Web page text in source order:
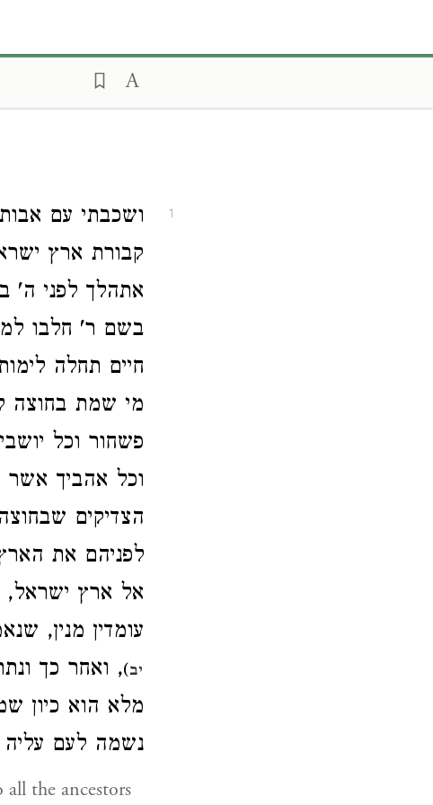
1 ושכבתי עם
קבורת ארץ
אתהלך לפני ה'
בשם ר' חלבו
חיים תחלה
מי שמת בחוצה
פשחור וכל
וכל אהביך
הצדיקים
לפניהם את
אל ארץ ישראל,
עומדין מנין,
יב), ואחר כך
מלא הוא כיון
נשמה לעם עליה
the ancestors